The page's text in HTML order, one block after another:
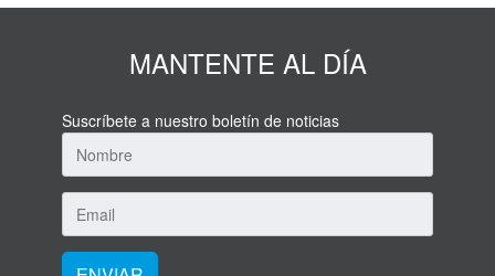
Voluntariado
Actualidad
Sala de Prensa
Galería de Fotos
MANTENTE AL DÍA
Suscríbete a nuestro boletín de noticias